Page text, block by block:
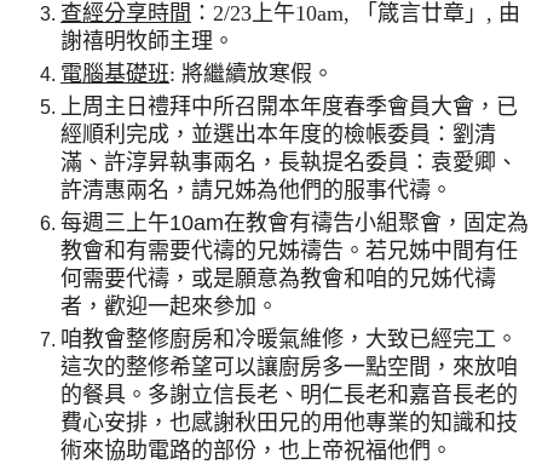
查經分享時間 ：2/23上午10am, 「箴言廿章」, 由
謝禧明牧師主理 。
電腦基礎班: 將繼續放寒假 。
上周主日禮拜中所召開本年度春季會員大會，已
經順利完成，並選出本年度的檢帳委員：劉清
滿、許淳昇執事兩名，長執提名委員：袁愛卿、
許清惠兩名，請兄姊為他們的服事代禱。
每週三上午10am在教會有禱告小組聚會，固定為
教會和有需要代禱的兄姊禱告。若兄姊中間有任
何需要代禱，或是願意為教會和咱的兄姊代禱
者，歡迎一起來參加。
咱教會整修廚房和冷暖氣維修，大致已經完工。
這次的整修希望可以讓廚房多一點空間，來放咱
的餐具。多謝立信長老、明仁長老和嘉音長老的
費心安排，也感謝秋田兄的用他專業的知識和技
術來協助電路的部份，也上帝祝福他們。